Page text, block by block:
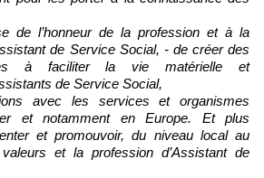
de l’honneur de la profession et à la
de Service Social, - de créer des
à faciliter la vie matérielle et
de Service Social,
avec les services et organismes
et notamment en Europe. Et plus
et promouvoir, du niveau local au
et la profession d’Assistant de